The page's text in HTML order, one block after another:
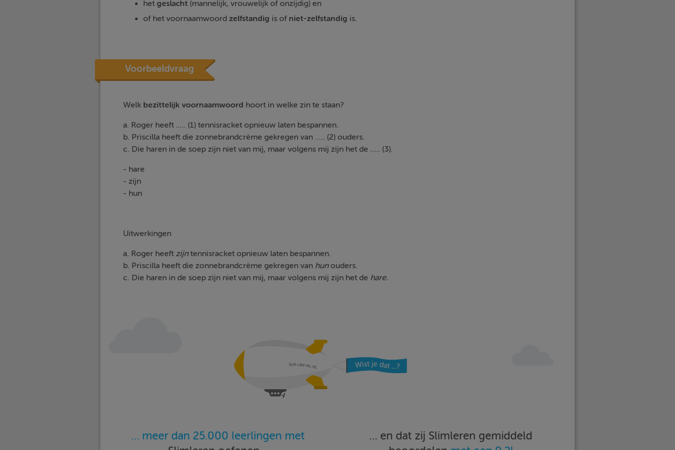
het geslacht(mannelijk, vrouwelijk of onzijdig) en
of het voornaamwoord zelfstandig is of niet-zelfstandig is.
Voorbeeldvraag
Welk bezittelijk voornaamwoord hoort in welke zin te staan?
a. Roger heeft ..... (1) tennisracket opnieuw laten bespannen.
b. Priscilla heeft die zonnebrandcrème gekregen van ..... (2) ouders.
c. Die haren in de soep zijn niet van mij, maar volgens mij zijn het de ..... (3).
- hare
- zijn
- hun
Uitwerkingen
a. Roger heeft zijntennisracket opnieuw laten bespannen.
b. Priscilla heeft die zonnebrandcrème gekregen van hunouders.
c. Die haren in de soep zijn niet van mij, maar volgens mij zijn het de hare.
… meer dan 25.000 leerlingen met
… en dat zij Slimleren gemiddeld